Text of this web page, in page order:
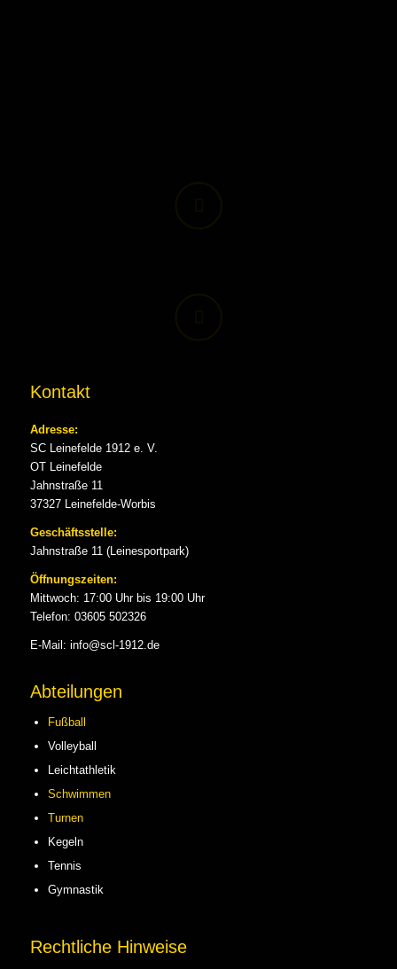
Kontakt
Adresse:
SC Leinefelde 1912 e. V.
OT Leinefelde
Jahnstraße 11
37327 Leinefelde-Worbis
Geschäftsstelle:
Jahnstraße 11 (Leinesportpark)
Öffnungszeiten:
Mittwoch: 17:00 Uhr bis 19:00 Uhr
Telefon: 03605 502326
E-Mail: info@scl-1912.de
Abteilungen
Fußball
Volleyball
Leichtathletik
Schwimmen
Turnen
Kegeln
Tennis
Gymnastik
Rechtliche Hinweise